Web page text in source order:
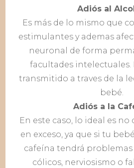
Adiós al
Es más de lo mismo que
estimulantes y ademas
neuronal de forma
facultades intelectuales.
transmitido a traves de la
bebé.
Adiós a la
En este caso, lo ideal es
en exceso, ya que si tu
cafeína tendrá problemas
cólicos, nerviosismo o